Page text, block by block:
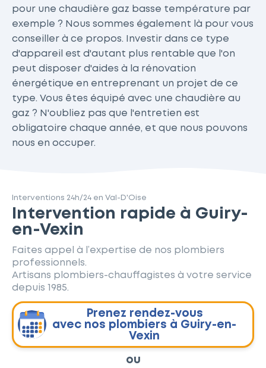
pour une chaudière gaz basse température par
exemple ? Nous sommes également là pour vous
conseiller à ce propos. Investir dans ce type
d'appareil est d'autant plus rentable que l'on
peut disposer d'aides à la rénovation
énergétique en entreprenant un projet de ce
type. Vous êtes équipé avec une chaudière au
gaz ? N'oubliez pas que l'entretien est
obligatoire chaque année, et que nous pouvons
nous en occuper.
Interventions 24h/24 en Val-D'Oise
Intervention rapide à Guiry-
en-Vexin
Faites appel à l’expertise de nos plombiers
professionnels.
Artisans plombiers-chauffagistes à votre service
depuis 1985.
Prenez rendez-vous
avec nos plombiers à Guiry-en-
Vexin
ou